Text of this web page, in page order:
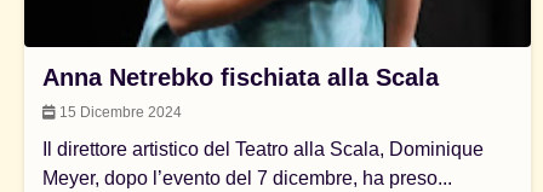
Anna Netrebko fischiata alla Scala
15 Dicembre 2024
Il direttore artistico del Teatro alla Scala, Dominique
Meyer, dopo l’evento del 7 dicembre, ha preso...